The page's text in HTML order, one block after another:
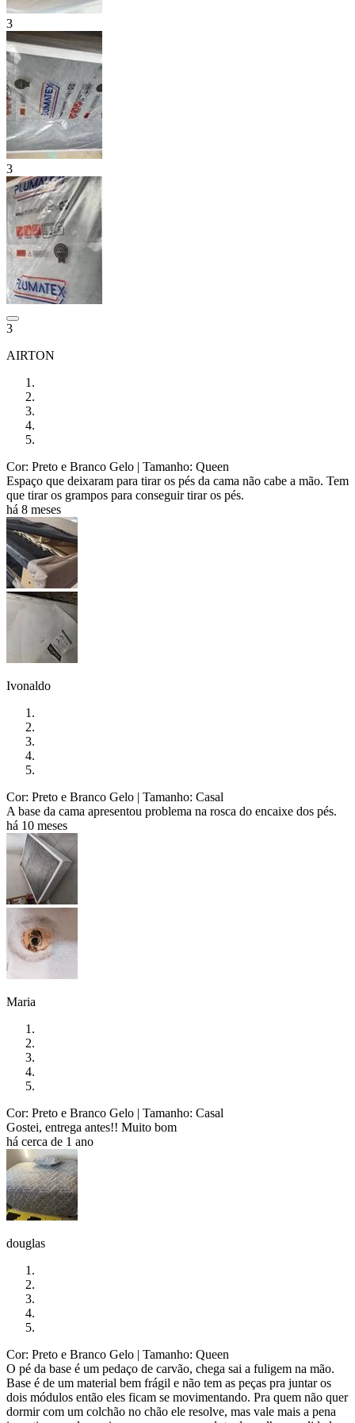
3
3
3
AIRTON
Cor: Preto e Branco Gelo | Tamanho: Queen
Espaço que deixaram para tirar os pés da cama não cabe a mão. Tem
que tirar os grampos para conseguir tirar os pés.
há 8 meses
Ivonaldo
Cor: Preto e Branco Gelo | Tamanho: Casal
A base da cama apresentou problema na rosca do encaixe dos pés.
há 10 meses
Maria
Cor: Preto e Branco Gelo | Tamanho: Casal
Gostei, entrega antes!! Muito bom
há cerca de 1 ano
douglas
Cor: Preto e Branco Gelo | Tamanho: Queen
O pé da base é um pedaço de carvão, chega sai a fuligem na mão.
Base é de um material bem frágil e não tem as peças pra juntar os
dois módulos então eles ficam se movimentando. Pra quem não quer
dormir com um colchão no chão ele resolve, mas vale mais a pena